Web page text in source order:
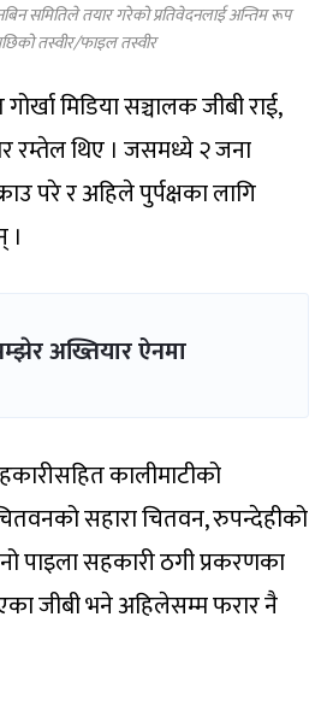
समितिले तयार गरेको प्रतिवेदनलाई अन्तिम रूप
तस्वीर/फाइल तस्वीर
मिडिया सञ्चालक जीबी राई,
रम्तेल थिए । जसमध्ये २ जना
परे र अहिले पुर्पक्षका लागि
।
अख्तियार ऐनमा
कालीमाटीको
सहारा चितवन, रुपन्देहीको
पाइला सहकारी ठगी प्रकरणका
जीबी भने अहिलेसम्म फरार नै